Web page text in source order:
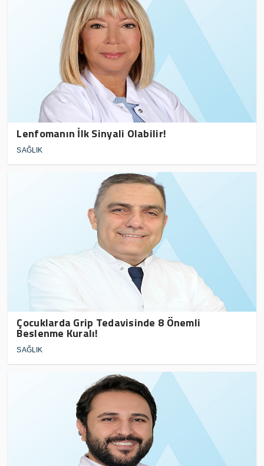
Lenfomanın İlk Sinyali Olabilir!
SAĞLIK
Çocuklarda Grip Tedavisinde 8 Önemli
Beslenme Kuralı!
SAĞLIK